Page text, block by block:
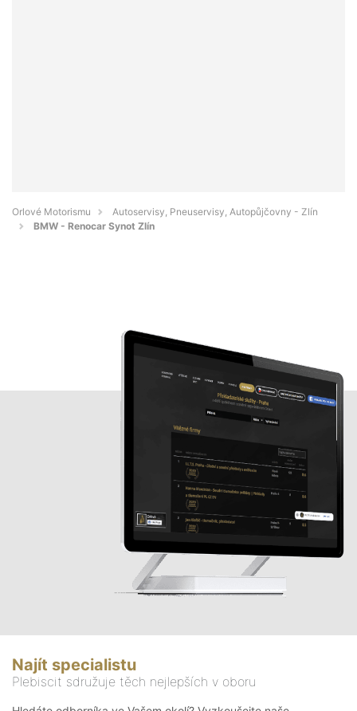
Orlové Motorismu
Autoservisy, Pneuservisy, Autopůjčovny - Zlín
BMW - Renocar Synot Zlín
Najít specialistu
Plebiscit sdružuje těch nejlepších v oboru